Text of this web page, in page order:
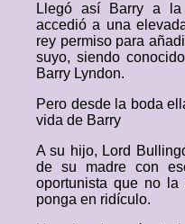
Llegó así Barry a
accedió a una
rey permiso para
suyo, siendo
Barry Lyndon.
Pero desde la boda
vida de Barry
A su hijo, Lord
de su madre con
oportunista que no
ponga en ridículo.